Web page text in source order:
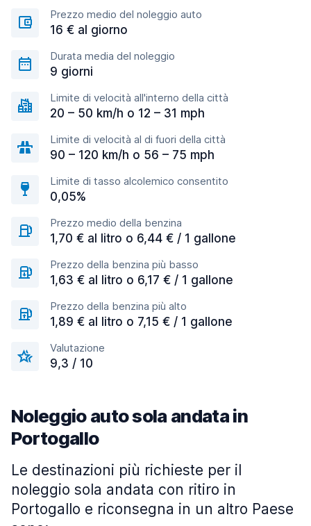
Prezzo medio del noleggio auto
16 € al giorno
Durata media del noleggio
9 giorni
Limite di velocità all'interno della città
20 – 50 km/h o 12 – 31 mph
Limite di velocità al di fuori della città
90 – 120 km/h o 56 – 75 mph
Limite di tasso alcolemico consentito
0,05%
Prezzo medio della benzina
1,70 € al litro o 6,44 € / 1 gallone
Prezzo della benzina più basso
1,63 € al litro o 6,17 € / 1 gallone
Prezzo della benzina più alto
1,89 € al litro o 7,15 € / 1 gallone
Valutazione
9,3 / 10
Noleggio auto sola andata in
Portogallo
Le destinazioni più richieste per il
noleggio sola andata con ritiro in
Portogallo e riconsegna in un altro Paese